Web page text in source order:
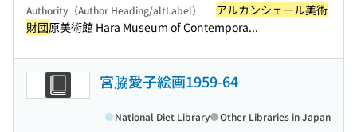
Authority（Author Heading/altLabel）
アルカンシェール美術
財団原美術館 Hara Museum of Contempora...
宮脇愛子絵画1959-64
National Diet Library Other Libraries in Japan